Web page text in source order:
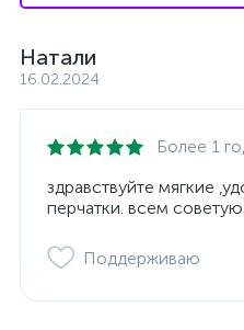
Натали
16.02.2024
Более 1
здравствуйте мягкие
перчатки. всем советую
Поддерживаю